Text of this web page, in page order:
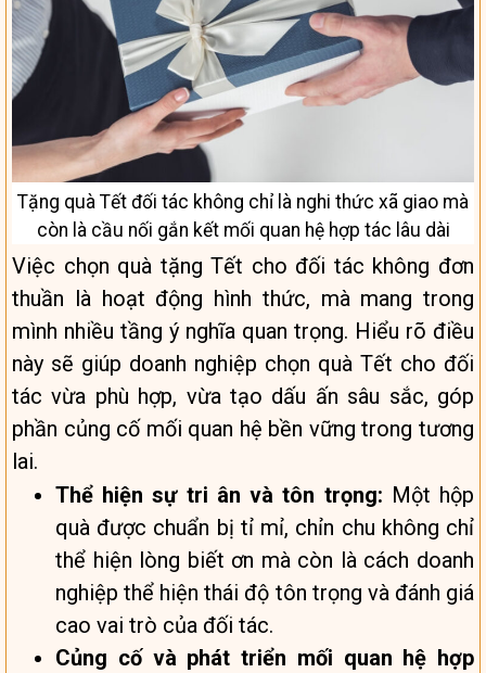
Tặng quà Tết đối tác không chỉ là nghi thức xã giao mà
còn là cầu nối gắn kết mối quan hệ hợp tác lâu dài
Việc chọn quà tặng Tết cho đối tác không đơn
thuần là hoạt động hình thức, mà mang trong
mình nhiều tầng ý nghĩa quan trọng. Hiểu rõ điều
này sẽ giúp doanh nghiệp chọn quà Tết cho đối
tác vừa phù hợp, vừa tạo dấu ấn sâu sắc, góp
phần củng cố mối quan hệ bền vững trong tương
lai.
Thể hiện sự tri ân và tôn trọng: Một hộp
quà được chuẩn bị tỉ mỉ, chỉn chu không chỉ
thể hiện lòng biết ơn mà còn là cách doanh
nghiệp thể hiện thái độ tôn trọng và đánh giá
cao vai trò của đối tác.
Củng cố và phát triển mối quan hệ hợp